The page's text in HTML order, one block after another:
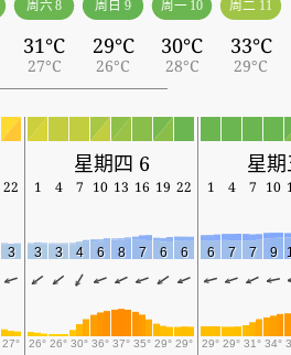
周六 8
31°C
27°C
周日 9
29°C
26°C
周一 10
30°C
28°C
周二 11
33°C
29°C
星期四 6 星
22 1 4 7 10 13 16 19 22 1 4 7 10
3 3 3 4 6 8 7 6 6 6 7 7 9
27° 26° 26° 30° 36° 37° 35° 29° 29° 29° 29° 31° 34°